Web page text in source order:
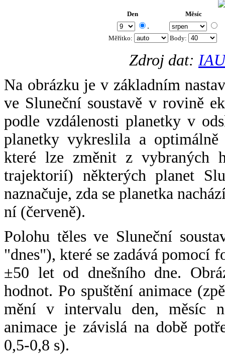
Den Měsíc
.
Měřítko: Body:
Zdroj dat:
Na obrázku je v základním
ve Sluneční soustavě v rovině
podle vzdálenosti planetky v
planetky vykreslila a
které lze změnit z vybraných
trajektorií) některých planet
naznačuje, zda se planetka
ní (červeně).
Polohu těles ve Sluneční
"dnes"), které se zadává pomocí
±50 let od dnešního dne.
hodnot. Po spuštění animace
mění v intervalu den, měsíc
animace je závislá na době
0,5-0,8 s).